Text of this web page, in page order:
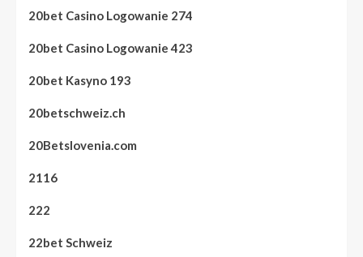
20bet Casino Logowanie 274
20bet Casino Logowanie 423
20bet Kasyno 193
20betschweiz.ch
20Betslovenia.com
2116
222
22bet Schweiz